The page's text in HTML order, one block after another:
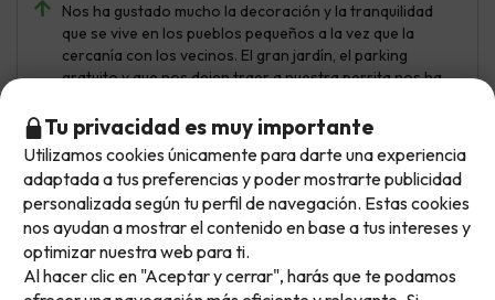
Nos ha gustado mucho la decoración y la tranquilidad
que se vive en los pueblos pequeños a la vez que la
cercanía con los vecinos. El gran jardín, el parking
gratuito y que nos dejen traer a nuestra perrita nos ha
El spa estaba cerrado por obras. La próxima vez será
8.6
Anca Viajó en pareja
Diciembre 2025
No llegas tarde: llegas al siguiente.
Este chollo ya ha caducado, pero cada día lanzamos
nuevas oportunidades para viajar mejor y pagar
menos.
Apúntate y que el próximo no se te escape.
Tu privacidad es muy importante
Utilizamos cookies únicamente para darte una experiencia
adaptada a tus preferencias y poder mostrarte publicidad
personalizada según tu perfil de navegación. Estas cookies
nos ayudan a mostrar el contenido en base a tus intereses y
optimizar nuestra web para ti.
Al hacer clic en "Aceptar y cerrar", harás que te podamos